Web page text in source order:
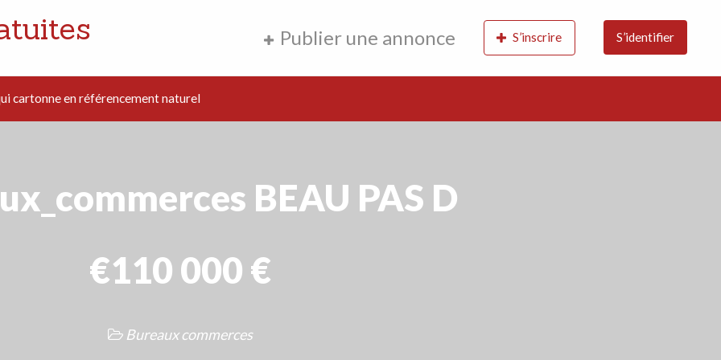
Publier une annonce S’inscrire S’identifier
cartonne en référencement naturel
BEAU PAS D
€110 000 €
Bureaux commerces